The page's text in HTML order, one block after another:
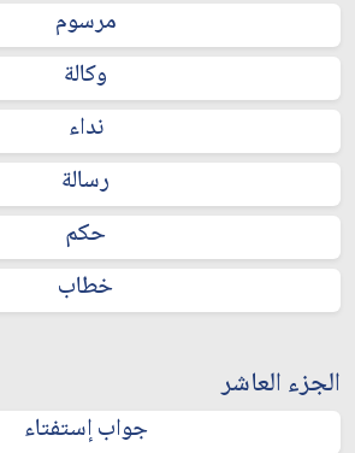
مرسوم
وكالة
نداء
رسالة
حكم
خطاب
الجزء العاشر
جواب إستفتاء